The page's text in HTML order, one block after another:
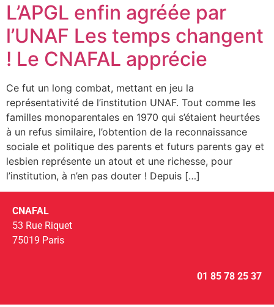
L’APGL enfin agréée par
l’UNAF Les temps changent
! Le CNAFAL apprécie
Ce fut un long combat, mettant en jeu la
représentativité de l’institution UNAF. Tout comme les
familles monoparentales en 1970 qui s’étaient heurtées
à un refus similaire, l’obtention de la reconnaissance
sociale et politique des parents et futurs parents gay et
lesbien représente un atout et une richesse, pour
l’institution, à n’en pas douter ! Depuis […]
CNAFAL
53 Rue Riquet
75019 Paris
01 85 78 25 37